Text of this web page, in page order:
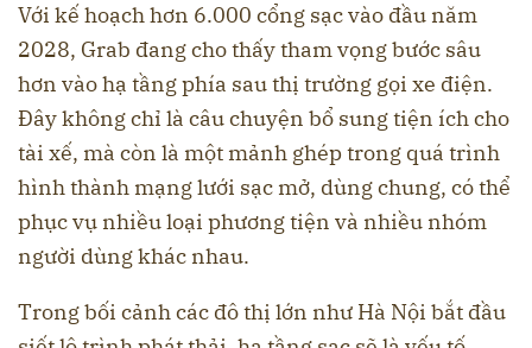
Với kế hoạch hơn 6.000 cổng sạc vào đầu năm
2028, Grab đang cho thấy tham vọng bước sâu
hơn vào hạ tầng phía sau thị trường gọi xe điện.
Đây không chỉ là câu chuyện bổ sung tiện ích cho
tài xế, mà còn là một mảnh ghép trong quá trình
hình thành mạng lưới sạc mở, dùng chung, có thể
phục vụ nhiều loại phương tiện và nhiều nhóm
người dùng khác nhau.
Trong bối cảnh các đô thị lớn như Hà Nội bắt đầu